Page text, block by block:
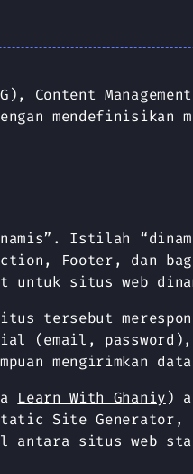
Management
mendefinisikan
Istilah
Footer, dan
untuk situs web
tersebut
(email,
mengirimkan
Learn With Ghaniy)
Site
antara situs web